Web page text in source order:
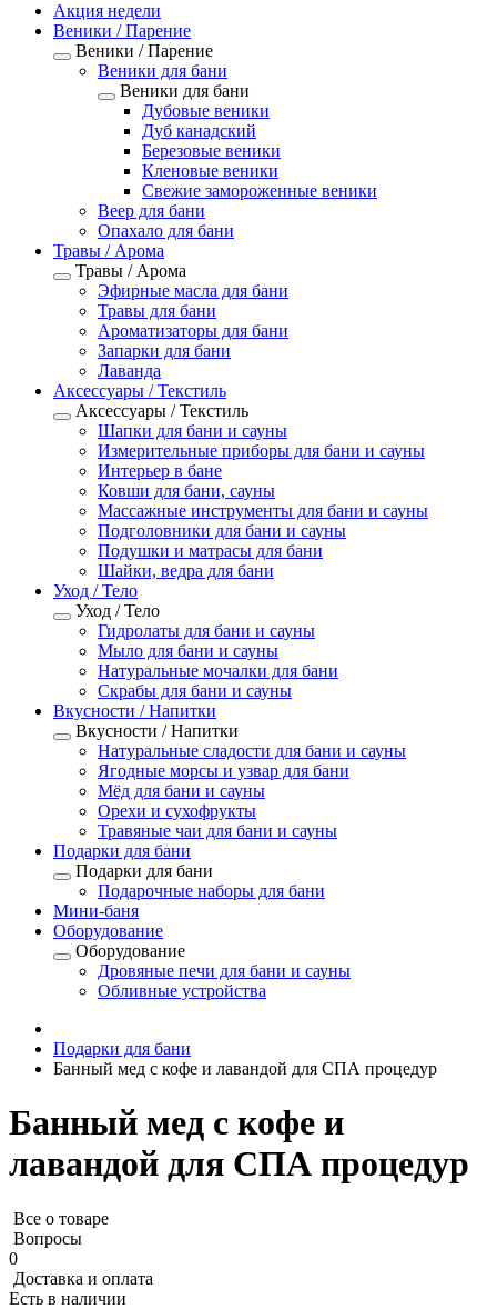
Акция недели
Веники / Парение
Веники / Парение
Веники для бани
Веники для бани
Дубовые веники
Дуб канадский
Березовые веники
Кленовые веники
Свежие замороженные веники
Веер для бани
Опахало для бани
Травы / Арома
Травы / Арома
Эфирные масла для бани
Травы для бани
Ароматизаторы для бани
Запарки для бани
Лаванда
Аксессуары / Текстиль
Аксессуары / Текстиль
Шапки для бани и сауны
Измерительные приборы для бани и сауны
Интерьер в бане
Ковши для бани, сауны
Массажные инструменты для бани и сауны
Подголовники для бани и сауны
Подушки и матрасы для бани
Шайки, ведра для бани
Уход / Тело
Уход / Тело
Гидролаты для бани и сауны
Мыло для бани и сауны
Натуральные мочалки для бани
Скрабы для бани и сауны
Вкусности / Напитки
Вкусности / Напитки
Натуральные сладости для бани и сауны
Ягодные морсы и узвар для бани
Мёд для бани и сауны
Орехи и сухофрукты
Травяные чаи для бани и сауны
Подарки для бани
Подарки для бани
Подарочные наборы для бани
Мини-баня
Оборудование
Оборудование
Дровяные печи для бани и сауны
Обливные устройства
Подарки для бани
Банный мед с кофе и лавандой для СПА процедур
Банный мед с кофе и
лавандой для СПА процедур
Все о товаре
Вопросы
0
Доставка и оплата
Есть в наличии